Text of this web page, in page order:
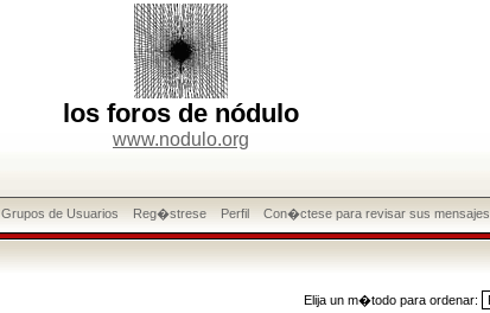
los foros de nódulo
www.nodulo.org
Grupos de Usuarios Reg�strese Perfil Con�ctese para revisar sus mensajes
Elija un m�todo para ordenar: